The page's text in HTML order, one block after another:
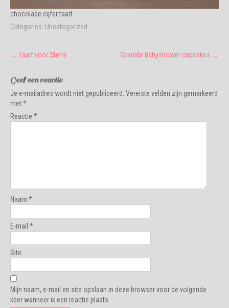
chocolade cijfer taart
Categories: Uncategorized
Post
navigation
← Taart voor Sterre Gevulde Babyshower cupcakes →
Geef een reactie
Je e-mailadres wordt niet gepubliceerd. Vereiste velden zijn gemarkeerd
met*
Reactie *
Naam *
E-mail *
Site
Mijn naam, e-mail en site opslaan in deze browser voor de volgende
keer wanneer ik een reactie plaats.